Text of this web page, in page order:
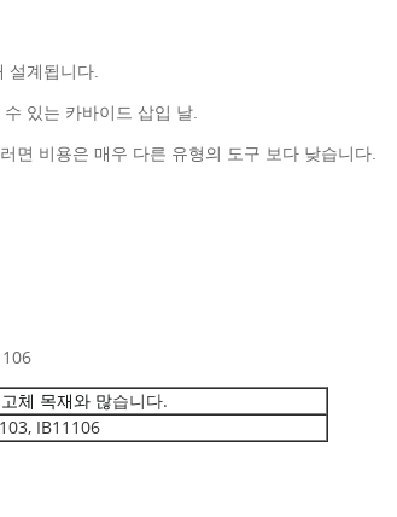
설계됩니다.
있는 카바이드 삽입 날.
면 비용은 매우 다른 유형의 도구 보다 낮습니다.
체 목재와 많습니다.
IB11106